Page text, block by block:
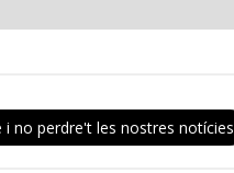
no perdre't les nostres notícies